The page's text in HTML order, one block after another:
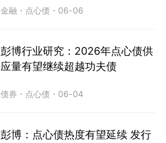
金融 ・ 点心债 ・ 06-06
彭博行业研究：2026年点心债供
应量有望继续超越功夫债
债券 ・ 点心债 ・ 06-04
彭博：点心债热度有望延续 发行